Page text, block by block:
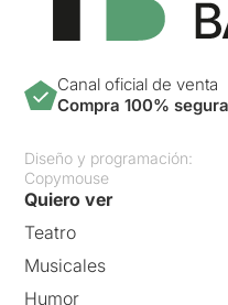
Canal oficial de venta
Compra 100% segura
Diseño y programación:
Copymouse
Quiero ver
Teatro
Musicales
Humor